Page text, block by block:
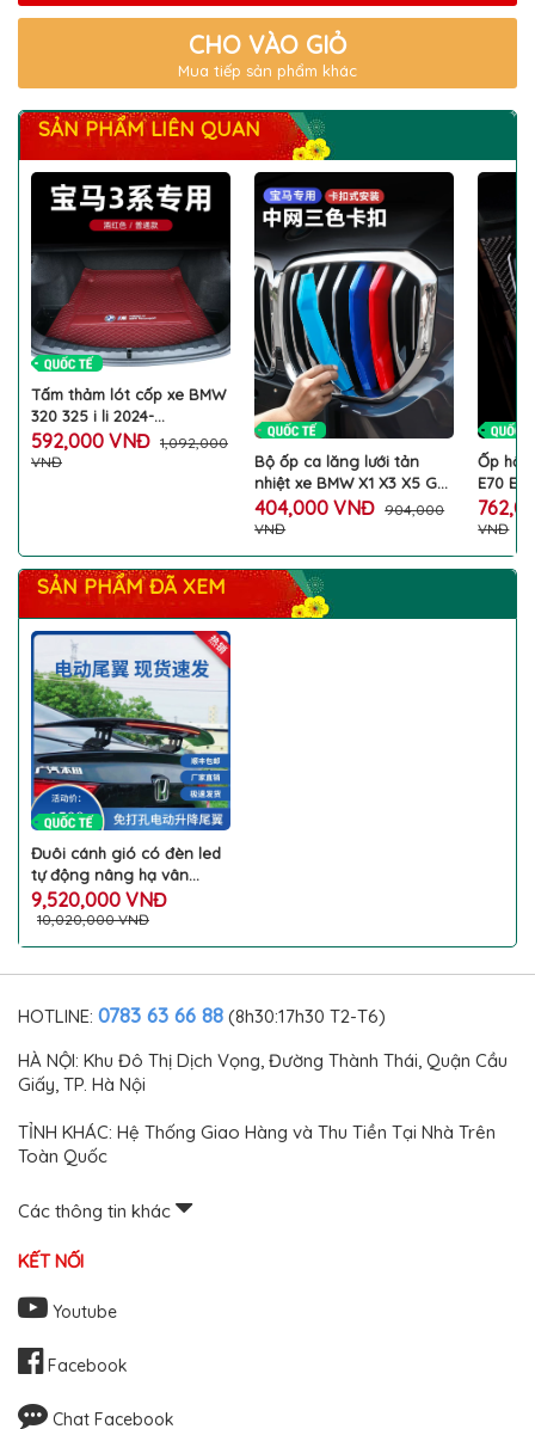
CHO VÀO GIỎ
Mua tiếp sản phẩm khác
SẢN PHẨM LIÊN QUAN
Tấm thảm lót cốp xe BMW
320 325 i li 2024-
2025 Series 3 làm đẹp
chống thấm nước xước
592,000 VNĐ 1,092,000
VNĐ
Bộ ốp ca lăng lưới tản
nhiệt xe BMW X1 X3 X5 GT
Series 1 3 5 trang trí 3
màu làm đẹp cản trước ô
404,000 VNĐ 904,000
VNĐ
Ốp hộp
E70
trang
trầy
tô cao
VNĐ
SẢN PHẨM ĐÃ XEM
Đuôi cánh gió có đèn led
tự động nâng hạ vân
Carbon đen bóng làm đẹp
thể thao gắn trên cốp sau
9,520,000 VNĐ
10,020,000 VNĐ
HOTLINE: 0783 63 66 88 (8h30:17h30 T2-T6)
HÀ NỘI: Khu Đô Thị Dịch Vọng, Đường Thành Thái, Quận Cầu
Giấy, TP. Hà Nội
TỈNH KHÁC: Hệ Thống Giao Hàng và Thu Tiền Tại Nhà Trên
Toàn Quốc
Các thông tin khác
KẾT NỐI
Youtube
Facebook
Chat Facebook